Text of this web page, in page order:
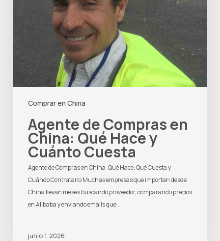
Comprar en China
Agente de Compras en
China: Qué Hace y
Cuánto Cuesta
Agente de Compras en China: Qué Hace, Qué Cuesta y
Cuándo Contratarlo Muchas empresas que importan desde
China llevan meses buscando proveedor, comparando precios
en Alibaba y enviando emails que…
junio 1, 2026